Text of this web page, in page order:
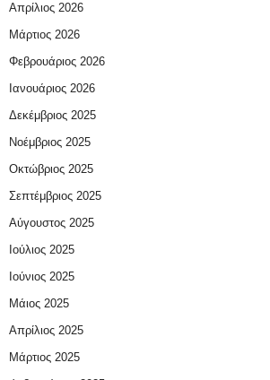
Απρίλιος 2026
Μάρτιος 2026
Φεβρουάριος 2026
Ιανουάριος 2026
Δεκέμβριος 2025
Νοέμβριος 2025
Οκτώβριος 2025
Σεπτέμβριος 2025
Αύγουστος 2025
Ιούλιος 2025
Ιούνιος 2025
Μάιος 2025
Απρίλιος 2025
Μάρτιος 2025